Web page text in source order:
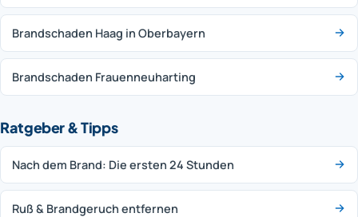
Brandschaden Haag in Oberbayern
Brandschaden Frauenneuharting
Ratgeber & Tipps
Nach dem Brand: Die ersten 24 Stunden
Ruß & Brandgeruch entfernen